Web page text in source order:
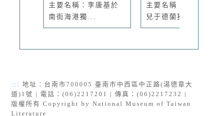
主要名稱：李唐基於
南街海港獨...
主要名稱：張秀亞女
兒于德蘭獨...
::: 地址：台南市700005 臺南市中西區中正路(湯德章大
道)1號 | 電話：(06)2217201 | 傳真：(06)2217232 |
版權所有 Copyright by National Museum of Taiwan
Literature